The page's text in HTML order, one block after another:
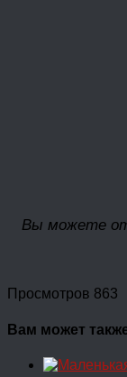
Вы можете
Просмотров 863
Вам может